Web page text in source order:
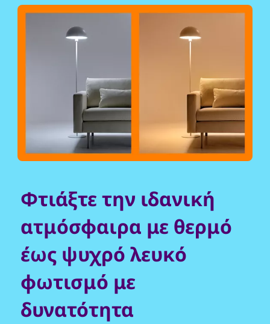
Φτιάξτε την ιδανική
ατμόσφαιρα με θερμό
έως ψυχρό λευκό
φωτισμό με
δυνατότητα